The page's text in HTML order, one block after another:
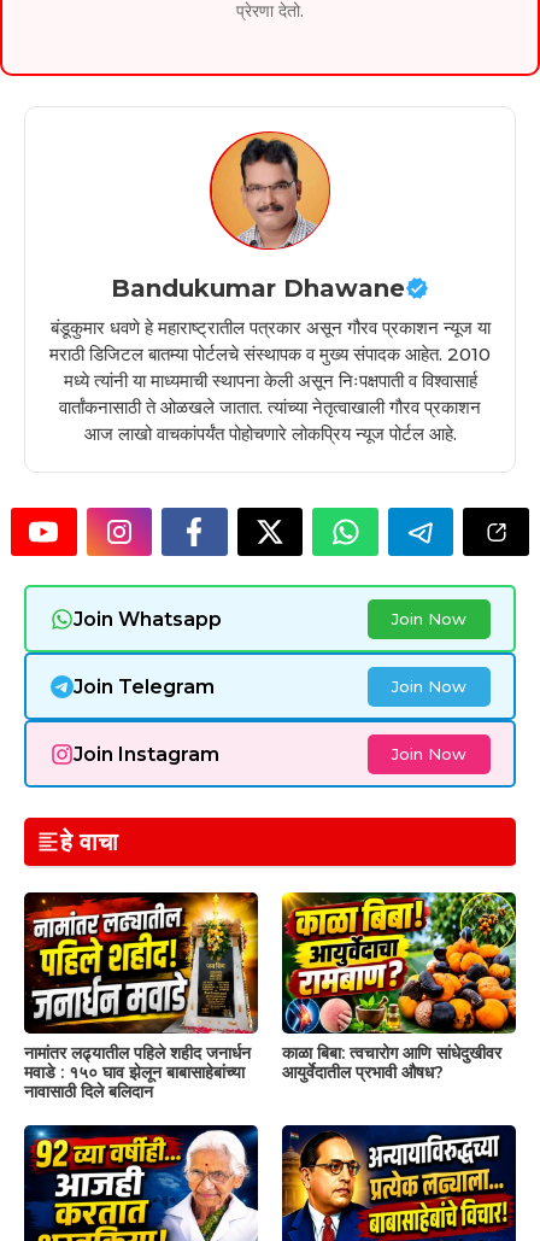
प्रेरणा देतो.
Bandukumar Dhawane
बंडूकुमार धवणे हे महाराष्ट्रातील पत्रकार असून गौरव प्रकाशन न्यूज या
मराठी डिजिटल बातम्या पोर्टलचे संस्थापक व मुख्य संपादक आहेत. 2010
मध्ये त्यांनी या माध्यमाची स्थापना केली असून निःपक्षपाती व विश्वासार्ह
वार्तांकनासाठी ते ओळखले जातात. त्यांच्या नेतृत्वाखाली गौरव प्रकाशन
आज लाखो वाचकांपर्यंत पोहोचणारे लोकप्रिय न्यूज पोर्टल आहे.
Join Whatsapp Join Now
Join Telegram Join Now
Join Instagram Join Now
हे वाचा
नामांतर लढ्यातील पहिले शहीद जनार्धन
मवाडे : १५० घाव झेलून बाबासाहेबांच्या
नावासाठी दिले बलिदान
काळा बिबा: त्वचारोग आणि सांधेदुखीवर
आयुर्वेदातील प्रभावी औषध?